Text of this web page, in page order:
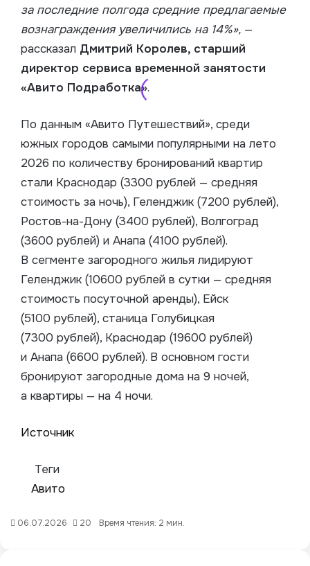
за последние полгода средние предлагаемые
вознаграждения увеличились на 14%», —
рассказал Дмитрий Королев, старший
директор сервиса временной занятости
«Авито Подработка».
По данным «Авито Путешествий», среди
южных городов самыми популярными на лето
2026 по количеству бронирований квартир
стали Краснодар (3300 рублей — средняя
стоимость за ночь), Геленджик (7200 рублей),
Ростов-на-Дону (3400 рублей), Волгоград
(3600 рублей) и Анапа (4100 рублей).
В сегменте загородного жилья лидируют
Геленджик (10600 рублей в сутки — средняя
стоимость посуточной аренды), Ейск
(5100 рублей), станица Голубицкая
(7300 рублей), Краснодар (19600 рублей)
и Анапа (6600 рублей). В основном гости
бронируют загородные дома на 9 ночей,
а квартиры — на 4 ночи.
Источник
Теги
Авито
06.07.2026 20 Время чтения: 2 мин.